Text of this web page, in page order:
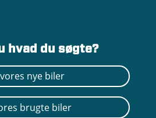
hvad du søgte?
nye biler
brugte biler